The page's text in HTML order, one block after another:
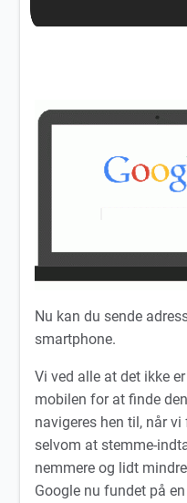
Nu kan du sende
smartphone.
Vi ved alle at det ikke
mobilen for at finde
navigeres hen til, når vi
selvom at stemme-
nemmere og lidt
Google nu fundet på